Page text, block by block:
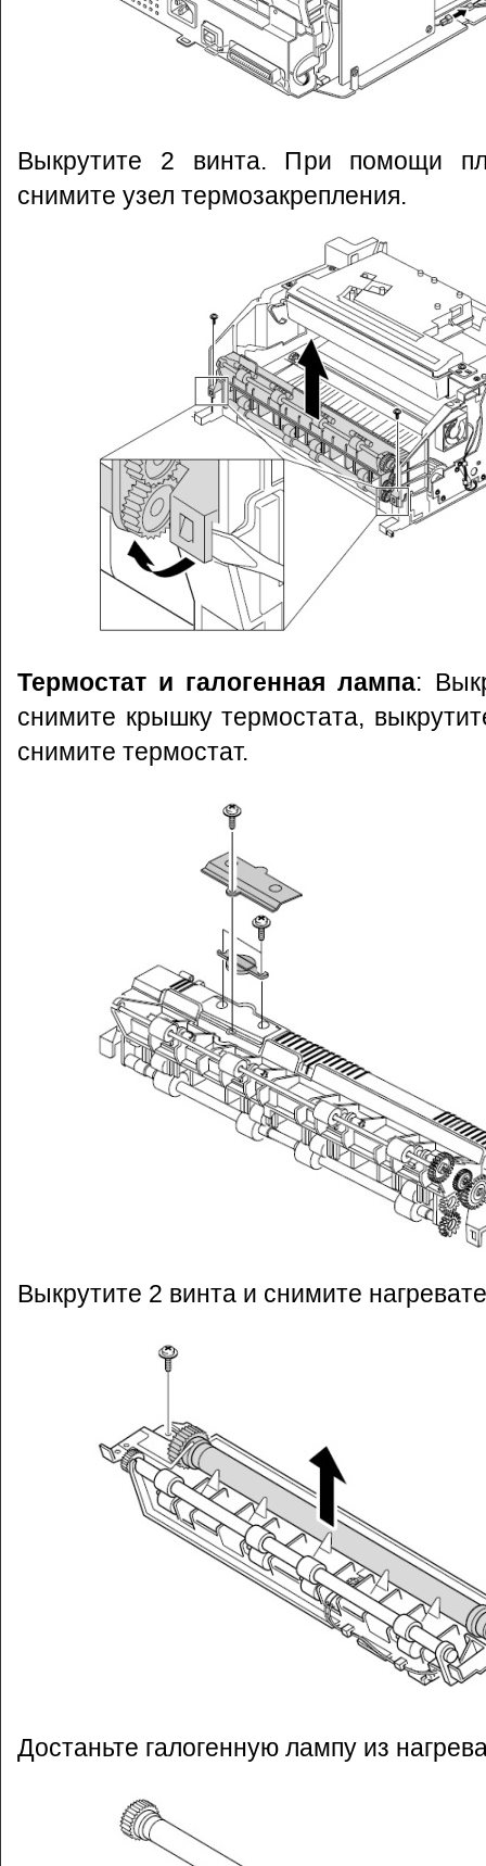
Выкрутите 2 винта. При помощи
снимите узел термозакрепления.
Термостат и галогенная лампа:
снимите крышку термостата,
снимите термостат.
Выкрутите 2 винта и снимите
Достаньте галогенную лампу из